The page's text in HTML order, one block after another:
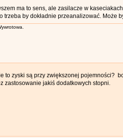
ma to sens, ale zasilacze w
trzeba by dokładnie przeanalizować. Może
to zyski są przy zwiększonej pojemności?
zastosowanie jakiś dodatkowych stopni.